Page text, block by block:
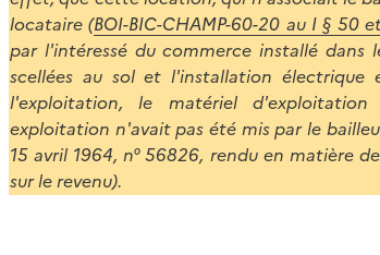
locataire (BOI-BIC-CHAMP-60-20 au I § 50
par l'intéressé du commerce installé dans
scellées au sol et l'installation électrique
l'exploitation, le matériel
exploitation n'avait pas été mis par le
15 avril 1964, n° 56826, rendu en matière
sur le revenu).